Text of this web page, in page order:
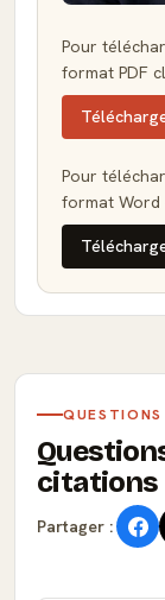
Pour
format PDF
Pour
format Word
citations
Partager :